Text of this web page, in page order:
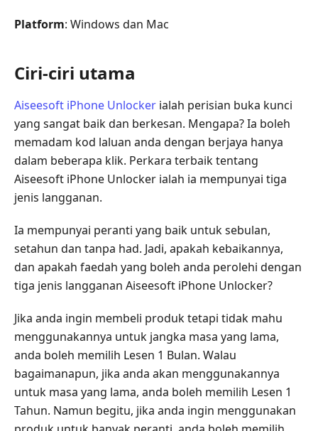
Platform: Windows dan Mac
Ciri-ciri utama
Aiseesoft iPhone Unlocker ialah perisian buka kunci
yang sangat baik dan berkesan. Mengapa? Ia boleh
memadam kod laluan anda dengan berjaya hanya
dalam beberapa klik. Perkara terbaik tentang
Aiseesoft iPhone Unlocker ialah ia mempunyai tiga
jenis langganan.
Ia mempunyai peranti yang baik untuk sebulan,
setahun dan tanpa had. Jadi, apakah kebaikannya,
dan apakah faedah yang boleh anda perolehi dengan
tiga jenis langganan Aiseesoft iPhone Unlocker?
Jika anda ingin membeli produk tetapi tidak mahu
menggunakannya untuk jangka masa yang lama,
anda boleh memilih Lesen 1 Bulan. Walau
bagaimanapun, jika anda akan menggunakannya
untuk masa yang lama, anda boleh memilih Lesen 1
Tahun. Namun begitu, jika anda ingin menggunakan